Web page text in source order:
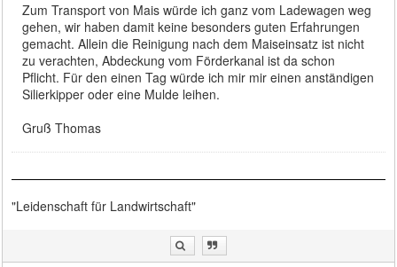
Zum Transport von Mais würde ich ganz vom Ladewagen weg
gehen, wir haben damit keine besonders guten Erfahrungen
gemacht. Allein die Reinigung nach dem Maiseinsatz ist nicht
zu verachten, Abdeckung vom Förderkanal ist da schon
Pflicht. Für den einen Tag würde ich mir mir einen anständigen
Silierkipper oder eine Mulde leihen.
Gruß Thomas
"Leidenschaft für Landwirtschaft"